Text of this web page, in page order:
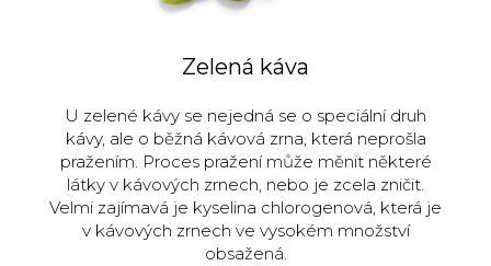
Zelená káva
U zelené kávy se nejedná se o speciální druh
kávy, ale o běžná kávová zrna, která neprošla
pražením. Proces pražení může měnit některé
látky v kávových zrnech, nebo je zcela zničit.
Velmi zajímavá je kyselina chlorogenová, která je
v kávových zrnech ve vysokém množství
obsažená.